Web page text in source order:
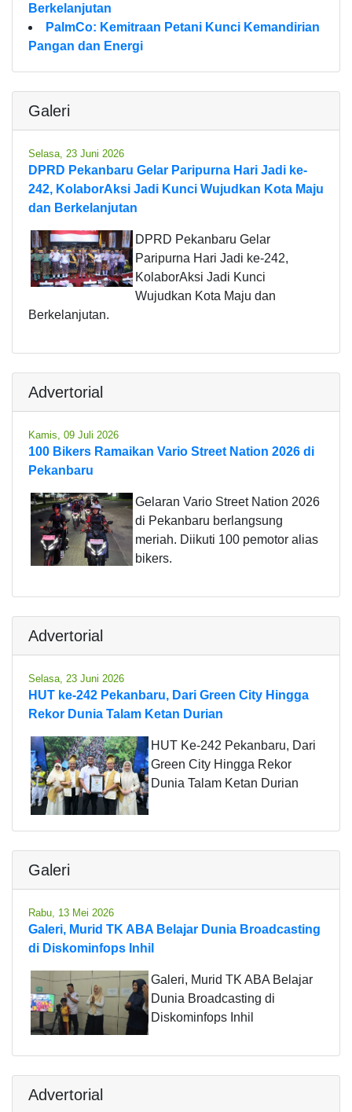
Berkelanjutan
PalmCo: Kemitraan Petani Kunci Kemandirian
Pangan dan Energi
Galeri
Selasa, 23 Juni 2026
DPRD Pekanbaru Gelar Paripurna Hari Jadi ke-
242, KolaborAksi Jadi Kunci Wujudkan Kota Maju
dan Berkelanjutan
DPRD Pekanbaru Gelar
Paripurna Hari Jadi ke-242,
KolaborAksi Jadi Kunci
Wujudkan Kota Maju dan
Berkelanjutan.
Advertorial
Kamis, 09 Juli 2026
100 Bikers Ramaikan Vario Street Nation 2026 di
Pekanbaru
Gelaran Vario Street Nation 2026
di Pekanbaru berlangsung
meriah. Diikuti 100 pemotor alias
bikers.
Advertorial
Selasa, 23 Juni 2026
HUT ke-242 Pekanbaru, Dari Green City Hingga
Rekor Dunia Talam Ketan Durian
HUT Ke-242 Pekanbaru, Dari
Green City Hingga Rekor
Dunia Talam Ketan Durian
Galeri
Rabu, 13 Mei 2026
Galeri, Murid TK ABA Belajar Dunia Broadcasting
di Diskominfops Inhil
Galeri, Murid TK ABA Belajar
Dunia Broadcasting di
Diskominfops Inhil
Advertorial